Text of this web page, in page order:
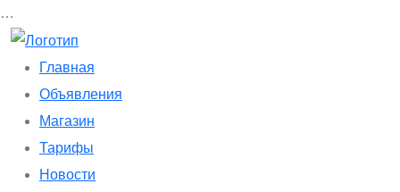
…
Главная
Объявления
Магазин
Тарифы
Новости